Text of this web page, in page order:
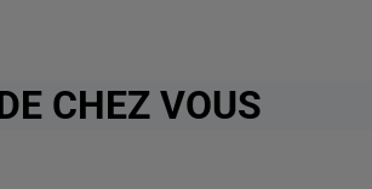
CHEZ VOUS